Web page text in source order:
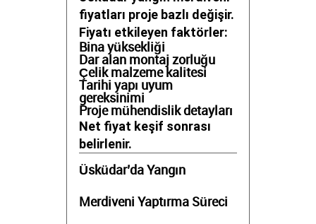
fiyatları proje bazlı değişir.
Fiyatı etkileyen faktörler:
Bina yüksekliği
Dar alan montaj zorluğu
Çelik malzeme kalitesi
Tarihi yapı uyum
gereksinimi
Proje mühendislik detayları
Net fiyat keşif sonrası
belirlenir.
Üsküdar’da Yangın
Merdiveni Yaptırma Süreci